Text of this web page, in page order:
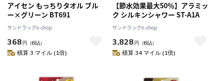
アイセン もっちりタオル ブル
ー×グリーン BT691
サンドラッグe-shop
368 円 （税込）
積算 3 マイル (1倍)
【節水効果最大50％】アラミッ
ク シルキンシャワー ST-A1A
サンドラッグe-shop
3,828 円 （税込）
積算 34 マイル (1倍)